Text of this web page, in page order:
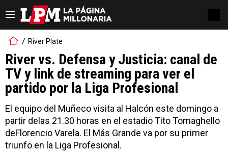
River Plate
River vs. Defensa y Justicia: canal de
TV y link de streaming para ver el
partido por la Liga Profesional
El equipo del Muñeco visita al Halcón este domingo a
partir delas 21.30 horas en el estadio Tito Tomaghello
deFlorencio Varela. El Más Grande va por su primer
triunfo en la Liga Profesional.